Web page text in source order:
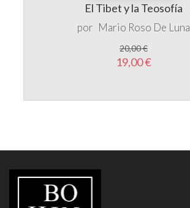
El Tibet y la Teosofía
por Mario Roso De Luna
20,00 €
19,00 €
LIBRERÍA
BOHINDRA